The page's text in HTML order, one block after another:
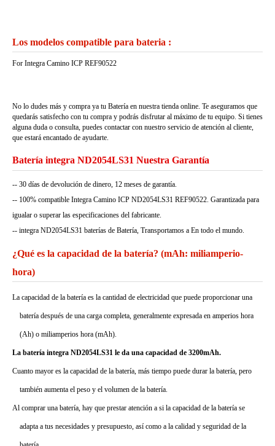
Los modelos compatible para bateria :
For Integra Camino ICP REF90522
No lo dudes más y compra ya tu Batería en nuestra tienda online. Te aseguramos que
quedarás satisfecho con tu compra y podrás disfrutar al máximo de tu equipo. Si tienes
alguna duda o consulta, puedes contactar con nuestro servicio de atención al cliente,
que estará encantado de ayudarte.
Batería integra ND2054LS31 Nuestra Garantía
-- 30 días de devolución de dinero, 12 meses de garantía.
-- 100% compatible Integra Camino ICP ND2054LS31 REF90522. Garantizada para
igualar o superar las especificaciones del fabricante.
-- integra ND2054LS31 baterías de Batería, Transportamos a En todo el mundo.
¿Qué es la capacidad de la batería? (mAh: miliamperio-
hora)
La capacidad de la batería es la cantidad de electricidad que puede proporcionar una
batería después de una carga completa, generalmente expresada en amperios hora
(Ah) o miliamperios hora (mAh).
La batería integra ND2054LS31 le da una capacidad de 3200mAh.
Cuanto mayor es la capacidad de la batería, más tiempo puede durar la batería, pero
también aumenta el peso y el volumen de la batería.
Al comprar una batería, hay que prestar atención a si la capacidad de la batería se
adapta a tus necesidades y presupuesto, así como a la calidad y seguridad de la